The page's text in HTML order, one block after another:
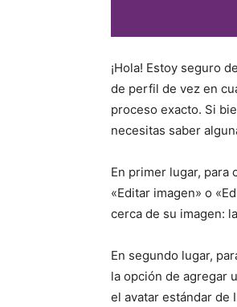
¡Hola! Estoy seguro
de perfil de vez en
proceso exacto. Si
necesitas saber
En primer lugar, para
«Editar imagen» o
cerca de su imagen:
En segundo lugar,
la opción de agregar
el avatar estándar de